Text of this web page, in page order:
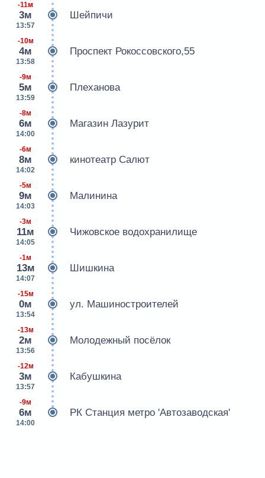
-11м
3м
13:57
Шейпичи
-10м
4м
13:58
Проспект Рокоссовского,55
-9м
5м
13:59
Плеханова
-8м
6м
14:00
Магазин Лазурит
-6м
8м
14:02
кинотеатр Салют
-5м
9м
14:03
Малинина
-3м
11м
14:05
Чижовское водохранилище
-1м
13м
14:07
Шишкина
-15м
0м
13:54
ул. Машиностроителей
-13м
2м
13:56
Молодежный посёлок
-12м
3м
13:57
Кабушкина
-9м
6м
14:00
РК Станция метро 'Автозаводская'